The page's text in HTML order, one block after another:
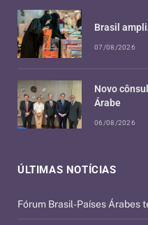
ÚLTIMAS NOTÍCIAS
Fórum Brasil-Países Árabes
Brasil
07/08/2026
Novo
Árabe
06/08/2026